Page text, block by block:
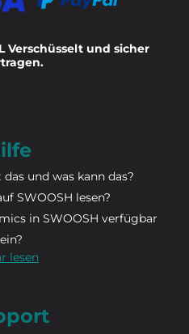
Verschüsselt und sicher
und was kann das?
SWOOSH lesen?
in SWOOSH verfügbar
lesen